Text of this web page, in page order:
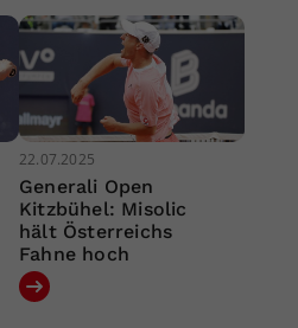
22.07.2025
Generali Open
Kitzbühel: Misolic
hält Österreichs
Fahne hoch